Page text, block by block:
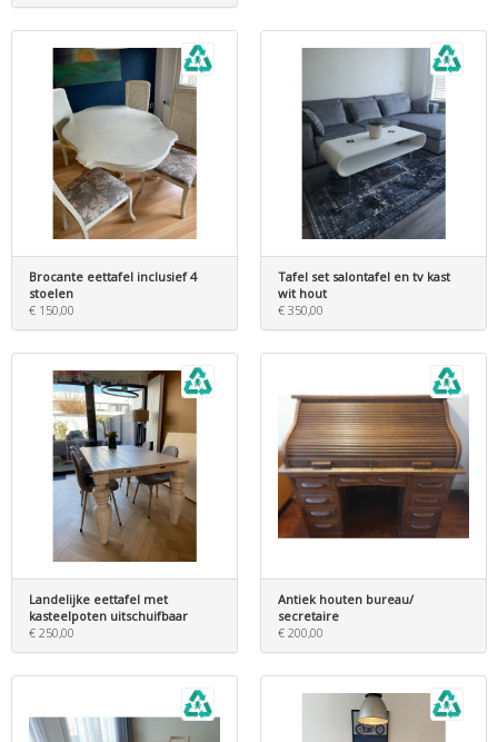
Brocante eettafel inclusief 4
stoelen
€ 150,00
Tafel set salontafel en tv kast
wit hout
€ 350,00
Landelijke eettafel met
kasteelpoten uitschuifbaar
€ 250,00
Antiek houten bureau/
secretaire
€ 200,00